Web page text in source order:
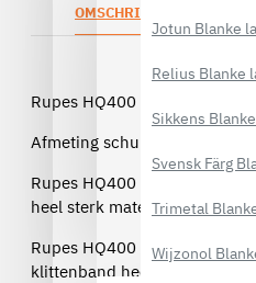
Jotun Blanke
Relius Blanke
Sikkens
Svensk Färg
Trimetal
Wijzonol
OMSCHRIJVING
Rupes HQ400 Polyester
Afmeting schuurpapier:
Rupes HQ400 Polyester
heel sterk materiaal
Rupes HQ400 Polyester
klittenband hechting.